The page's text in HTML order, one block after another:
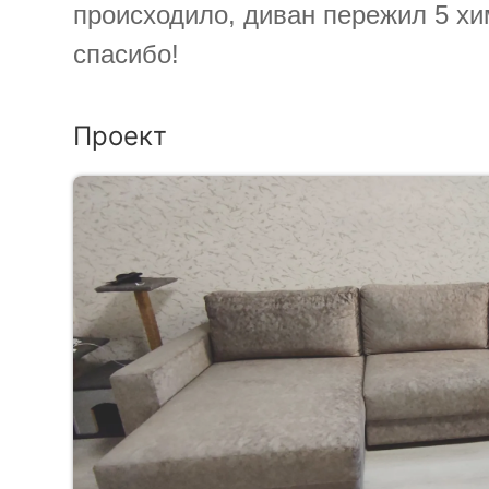
происходило, диван пережил 5
спасибо!
Проект